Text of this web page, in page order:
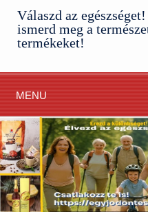
Válaszd az
ismerd meg a
termékeket!
MENU